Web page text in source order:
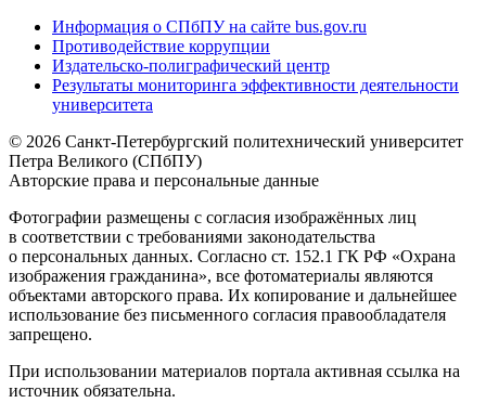
Информация о СПбПУ на сайте bus.gov.ru
Противодействие коррупции
Издательско-полиграфический центр
Результаты мониторинга эффективности деятельности
университета
© 2026 Санкт-Петербургский политехнический университет
Петра Великого (СПбПУ)
Авторские права и персональные данные
Фотографии размещены с согласия изображённых лиц
в соответствии с требованиями законодательства
о персональных данных. Согласно ст. 152.1 ГК РФ «Охрана
изображения гражданина», все фотоматериалы являются
объектами авторского права. Их копирование и дальнейшее
использование без письменного согласия правообладателя
запрещено.
При использовании материалов портала активная ссылка на
источник обязательна.